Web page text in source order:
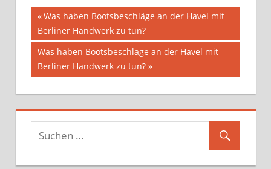
Beitragsnavigation
Vorheriger
Beitrag:
Was haben Bootsbeschläge an der Havel mit
Berliner Handwerk zu tun?
Nächster
Beitrag:
Was haben Bootsbeschläge an der Havel mit
Berliner Handwerk zu tun?